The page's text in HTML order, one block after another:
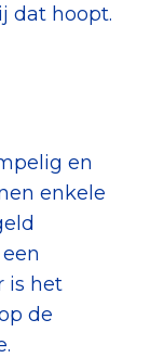
dat hoopt.
en
enkele
is het
de